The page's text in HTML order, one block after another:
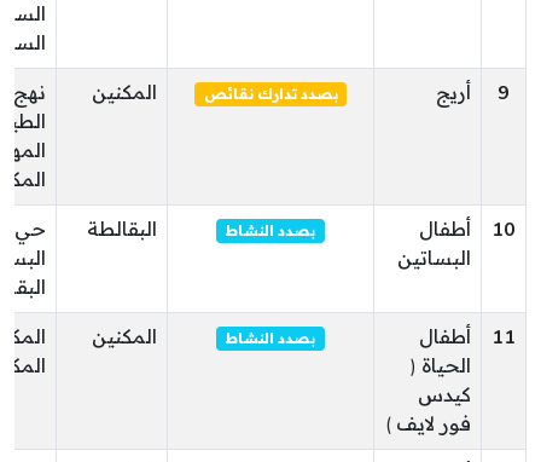
9
أريج بصدد تدارك نقائص المكنين
نهج
10
أطفال
البساتين
بصدد النشاط البقالطة
حي
11
أطفال
الحياة (
كيدس
فور لايف )
بصدد النشاط المكنين